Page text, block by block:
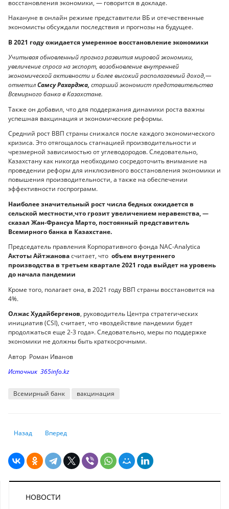
восстановления экономики, — говорится в докладе.
Накануне в онлайн режиме представители ВБ и отечественные
экономисты обсуждали последствия и прогнозы на будущее.
В 2021 году ожидается умеренное восстановление экономики
Учитывая обновленный прогноз развития мировой экономики,
увеличение спроса на экспорт, возобновление внутренней
экономической активности и более высокий располагаемый доход,—
отметилСамсу Рахарджа, старший экономист представительства
Всемирного банка в Казахстане.
Также он добавил, что для поддержания динамики роста важны
успешная вакцинация и экономические реформы.
Средний рост ВВП страны снижался после каждого экономического
кризиса. Это отягощалось стагнацией производительности и
чрезмерной зависимостью от углеводородов. Следовательно,
Казахстану как никогда необходимо сосредоточить внимание на
проведении реформ для инклюзивного восстановления экономики и
повышения производительности, а также на обеспечении
эффективности госпрограмм.
Наиболее значительный рост числа бедных ожидается в
сельской местности,что грозит увеличением неравенства, —
сказал Жан-Франсуа Марто, постоянный представитель
Всемирного банка в Казахстане.
Председатель правления Корпоративного фонда NAC-Analytica
Актоты Айтжановасчитает, что объем внутреннего
производства в третьем квартале 2021 года выйдет на уровень
до начала пандемии
Кроме того, полагает она, в 2021 году ВВП страны восстановится на
4%.
Олжас Худайбергенов, руководитель Центра стратегических
инициатив (CSI), считает, что «воздействие пандемии будет
продолжаться еще 2-3 года». Следовательно, меры по поддержке
экономики не должны быть краткосрочными.
Автор Роман Иванов
Источник 365info.kz
Всемирный банк вакцинация
Предыдущий: Как государство опекает казахстанские банки
Назад Следующий: Названы способы обмануть казахстанцев
Вперед
НОВОСТИ